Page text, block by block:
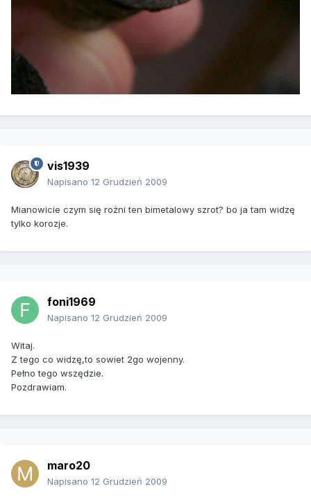
vis1939
Napisano 12 Grudzień 2009
Mianowicie czym się rożni ten bimetalowy szrot? bo ja tam widzę
tylko korozje.
foni1969
Napisano 12 Grudzień 2009
Witaj.
Z tego co widzę,to sowiet 2go wojenny.
Pełno tego wszędzie.
Pozdrawiam.
maro20
Napisano 12 Grudzień 2009